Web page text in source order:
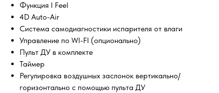
Функция I Feel
4D Auto-Air
Система самодиагностики испарителя от влаги
Управление по WI-FI (опционально)
Пульт ДУ в комплекте
Таймер
Регулировка воздушных заслонок вертикально/
горизонтально с помощью пульта ДУ